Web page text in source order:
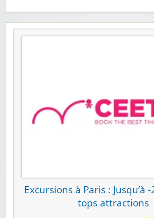
Excursions à Paris : Jusqu’à
tops attractions